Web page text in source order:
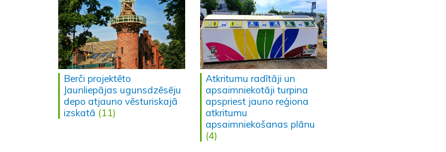
Berči projektēto
Jaunliepājas ugunsdzēsēju
depo atjauno vēsturiskajā
izskatā (11)
Atkritumu radītāji un
apsaimniekotāji turpina
apspriest jauno reģiona
atkritumu
apsaimniekošanas plānu
(4)